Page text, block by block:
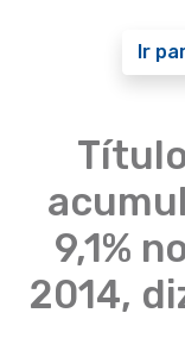
Ir
9,1%
2014,